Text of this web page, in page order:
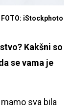
FOTO: iStockphoto
Kakšni so
se vama je
sva bila